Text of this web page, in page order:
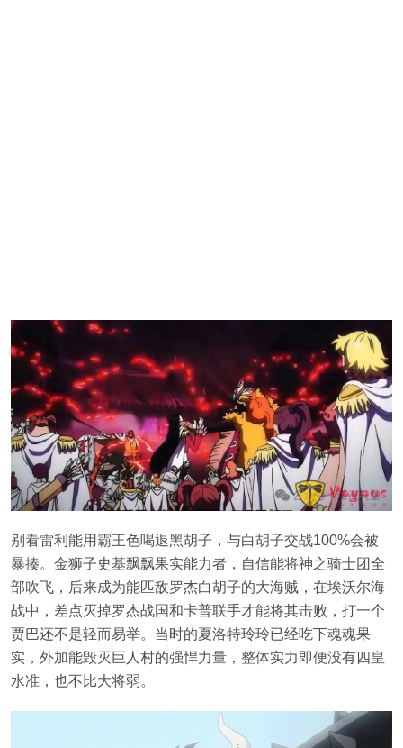
别看雷利能用霸王色喝退黑胡子，与白胡子交战100%会被
暴揍。金狮子史基飘飘果实能力者，自信能将神之骑士团全
部吹飞，后来成为能匹敌罗杰白胡子的大海贼，在埃沃尔海
战中，差点灭掉罗杰战国和卡普联手才能将其击败，打一个
贾巴还不是轻而易举。当时的夏洛特玲玲已经吃下魂魂果
实，外加能毁灭巨人村的强悍力量，整体实力即便没有四皇
水准，也不比大将弱。